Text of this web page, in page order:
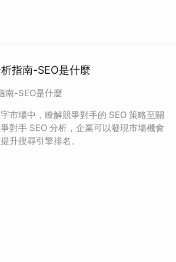
指南-SEO是什麼
南-SEO是什麼
市場中，瞭解競爭對手的 SEO 策略至關
對手 SEO 分析，企業可以發現市場機會
升搜尋引擎排名。